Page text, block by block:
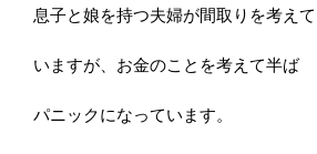
息子と娘を持つ夫婦が間取りを考えて
いますが、お金のことを考えて半ば
パニックになっています。